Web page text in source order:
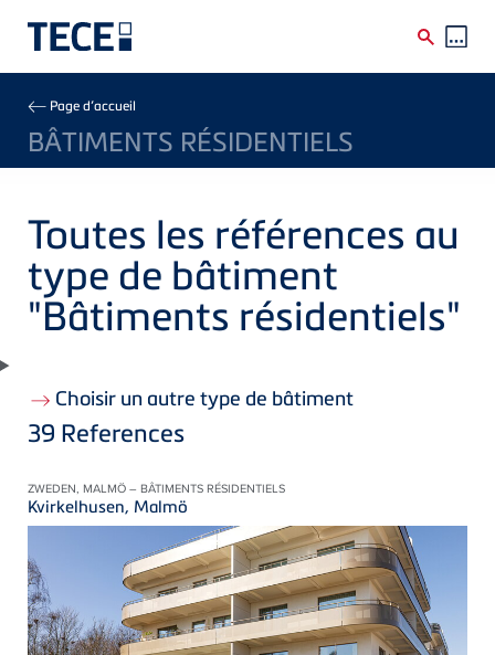
Breadcrumb
Page d’accueil
BÂTIMENTS RÉSIDENTIELS
Toutes les références au
type de bâtiment
"Bâtiments résidentiels"
Choisir un autre type de bâtiment
39 References
ZWEDEN, MALMÖ – BÂTIMENTS RÉSIDENTIELS
Kvirkelhusen, Malmö